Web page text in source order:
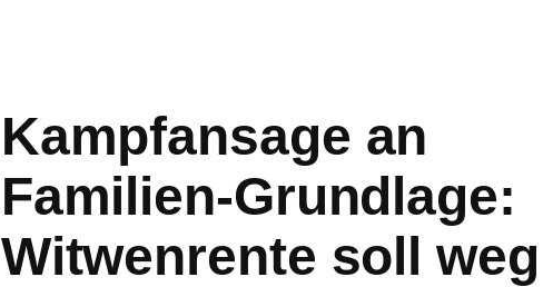
Kampfansage an
Familien-Grundlage:
Witwenrente soll weg